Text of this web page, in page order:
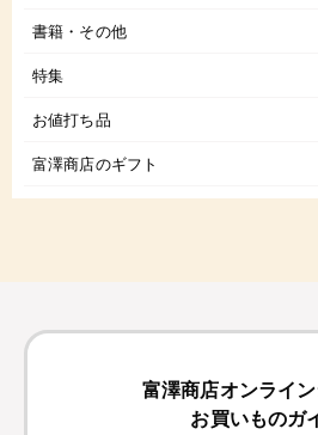
書籍・その他
特集
お値打ち品
富澤商店のギフト
富澤商店オンライ
お買いものガ